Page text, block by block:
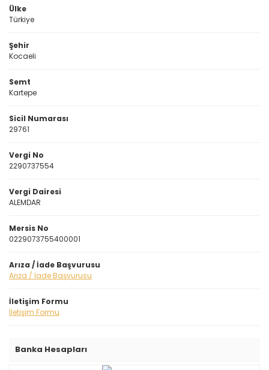
Ülke
Türkiye
Şehir
Kocaeli
Semt
Kartepe
Sicil Numarası
29761
Vergi No
2290737554
Vergi Dairesi
ALEMDAR
Mersis No
0229073755400001
Arıza / İade Başvurusu
Arıza / İade Başvurusu
İletişim Formu
İletişim Formu
Banka Hesapları